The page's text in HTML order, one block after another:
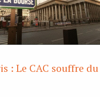
: Le CAC souffre